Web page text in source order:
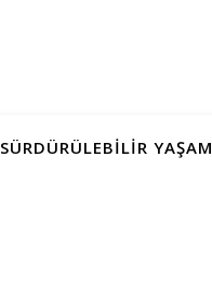
SÜRDÜRÜLEBILIR YAŞAM